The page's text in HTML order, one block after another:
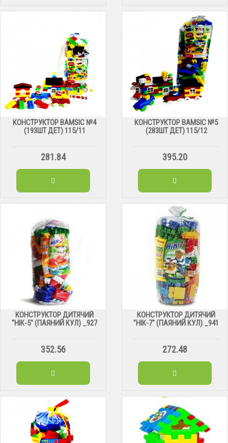
КОНСТРУКТОР BAMSIC №4
(193ШТ ДЕТ) 115/11
281.84
КОНСТРУКТОР BAMSIC №5
(283ШТ ДЕТ) 115/12
395.20
КОНСТРУКТОР ДИТЯЧИЙ
"НІК-5" (ПАЯНИЙ КУЛ) _927
352.56
КОНСТРУКТОР ДИТЯЧИЙ
"НІК-7" (ПАЯНИЙ КУЛ) _941
272.48